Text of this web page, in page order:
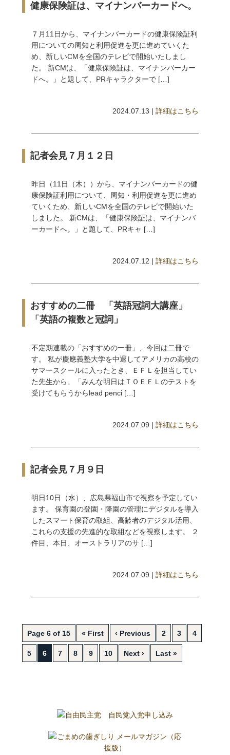
健康保険証は、マイナンバーカードへ。
７月11日から、マイナンバーカードの健康保険証利
用についての周知と利用促進を更に進めていくた
め、新しいCMを全国のテレビで開始いたしまし
た。 新CMは、「健康保険証は、マイナンバーカー
ドへ。」と題して、PRキャラクターで […]
2024.07.13 |詳細はこちら
記者会見７月１２日
昨日（11日（木））から、マイナンバーカードの健
康保険証利用について、周知・利用促進を更に進め
ていくため、新しいCMを全国のテレビで開始いた
しました。 新CMは、「健康保険証は、マイナンバ
ーカードへ。」と題して、PRキャ […]
2024.07.12 |詳細はこちら
おすすめの二冊 「英語冠詞大講座」
「英語の複数と冠詞」
不定期連載の「おすすめの一冊」、今回は二冊で
す。 私が慶應義塾大学を中退してアメリカの高校の
サマースクールに入ったとき、ＥＦＬを担当してい
た先生から、「みんな明日はＴＯＥＦＬのテストを
受けてもらうからlead penci […]
2024.07.09 |詳細はこちら
記者会見７月９日
明日10日（水）、広島県福山市で視察を予定してい
ます。 保育園の登園・降園の管理にデジタルを導入
したスマート保育の取組、高齢者のデジタル活用、
これらの支援の先進的な取組などを視察します。 ２
件目、本日、オーストラリアのサ […]
2024.07.09 |詳細はこちら
Page 6 of 15 « First ‹ Previous 2 3 4
5 6 7 8 9 10 Next › Last »